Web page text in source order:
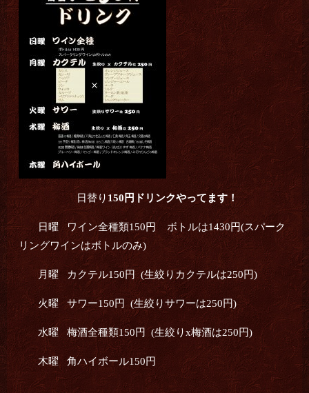
日替り 150円ドリンクやってます！
日曜 ワイン全種類150円 ボトルは1430円(スパーク
リングワインはボトルのみ)
月曜 カクテル150円 (生絞りカクテルは250円)
火曜 サワー150円 (生絞りサワーは250円)
水曜 梅酒全種類150円 (生絞りx梅酒は250円)
木曜 角ハイボール150円